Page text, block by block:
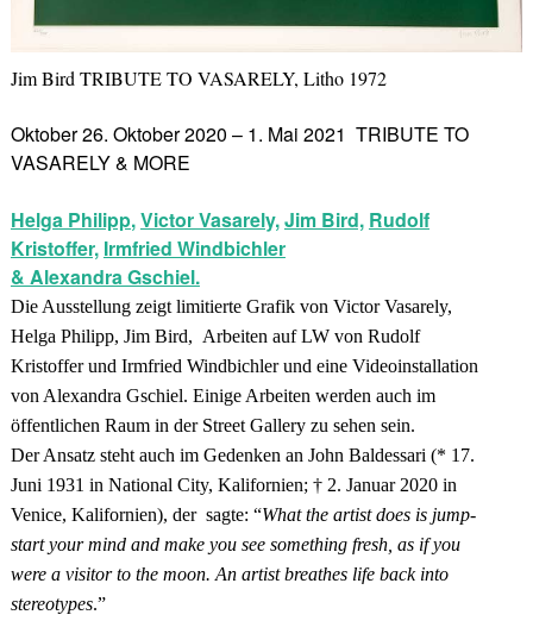
Jim Bird TRIBUTE TO VASARELY, Litho 1972
Oktober 26. Oktober 2020 – 1. Mai 2021 TRIBUTE TO
VASARELY & MORE
Helga Philipp,Victor Vasarely,Jim Bird, Rudolf
Kristoffer, Irmfried Windbichler
& Alexandra Gschiel.
Die Ausstellung zeigt limitierte Grafik von Victor Vasarely,
Helga Philipp, Jim Bird, Arbeiten auf LW von Rudolf
Kristoffer und Irmfried Windbichler und eine Videoinstallation
von Alexandra Gschiel. Einige Arbeiten werden auch im
öffentlichen Raum in der Street Gallery zu sehen sein.
Der Ansatz steht auch im Gedenken an John Baldessari (* 17.
Juni 1931 in National City, Kalifornien; † 2. Januar 2020 in
Venice, Kalifornien), der sagte: “What the artist does is jump-
start your mind and make you see something fresh, as if you
were a visitor to the moon. An artist breathes life back into
stereotypes.”